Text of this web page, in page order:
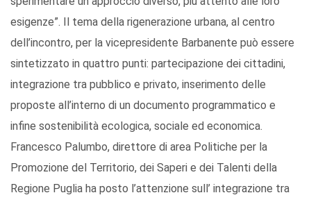
esigenze”. Il tema della rigenerazione urbana, al centro
dell’incontro, per la vicepresidente Barbanente può essere
sintetizzato in quattro punti: partecipazione dei cittadini,
integrazione tra pubblico e privato, inserimento delle
proposte all’interno di un documento programmatico e
infine sostenibilità ecologica, sociale ed economica.
Francesco Palumbo, direttore di area Politiche per la
Promozione del Territorio, dei Saperi e dei Talenti della
Regione Puglia ha posto l’attenzione sull’ integrazione tra